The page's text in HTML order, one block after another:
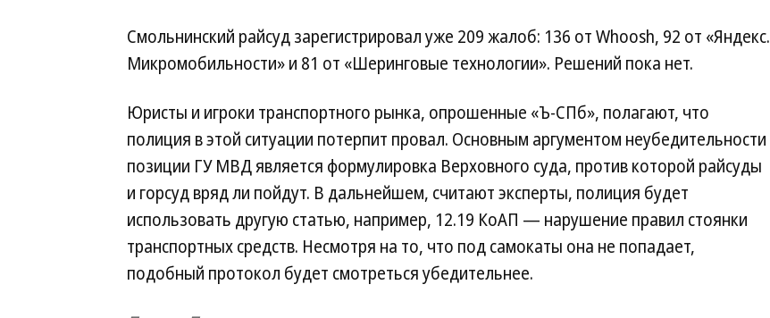
Смольнинский райсуд зарегистрировал уже 209 жалоб: 136 от Whoosh, 92 от «Яндекс.
Микромобильности» и 81 от «Шеринговые технологии». Решений пока нет.
Юристы и игроки транспортного рынка, опрошенные «Ъ-СПб», полагают, что
полиция в этой ситуации потерпит провал. Основным аргументом неубедительности
позиции ГУ МВД является формулировка Верховного суда, против которой райсуды
и горсуд вряд ли пойдут. В дальнейшем, считают эксперты, полиция будет
использовать другую статью, например, 12.19 КоАП — нарушение правил стоянки
транспортных средств. Несмотря на то, что под самокаты она не попадает,
подобный протокол будет смотреться убедительнее.